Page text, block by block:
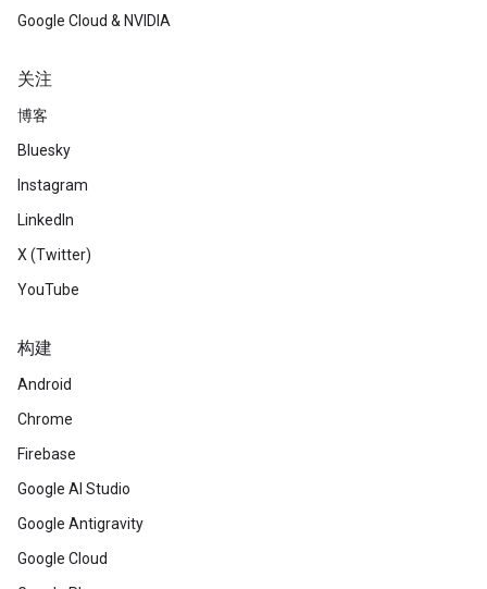
Google Cloud & NVIDIA
关注
博客
Bluesky
Instagram
LinkedIn
X (Twitter)
YouTube
构建
Android
Chrome
Firebase
Google AI Studio
Google Antigravity
Google Cloud